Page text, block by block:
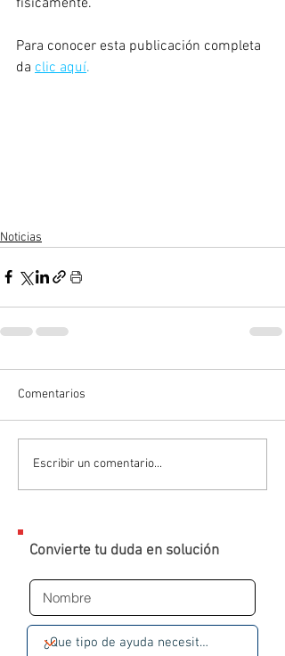
físicamente.
Para conocer esta publicación completa
da clic aquí.
Noticias
Comentarios
Escribir un comentario...
Convierte tu duda en solución